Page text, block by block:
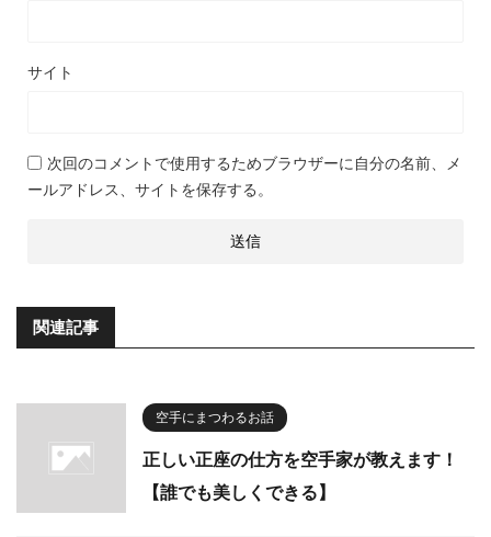
サイト
次回のコメントで使用するためブラウザーに自分の名前、メ
ールアドレス、サイトを保存する。
関連記事
空手にまつわるお話
正しい正座の仕方を空手家が教えます！
【誰でも美しくできる】